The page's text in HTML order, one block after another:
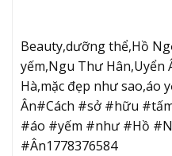
Beauty,dưỡng thể,Hồ
yếm,Ngu Thư Hân,Uyển
Hà,mặc đẹp như sao,áo
Ân#Cách #sở #hữu
#áo #yếm #như #Hồ
#Ân1778376584